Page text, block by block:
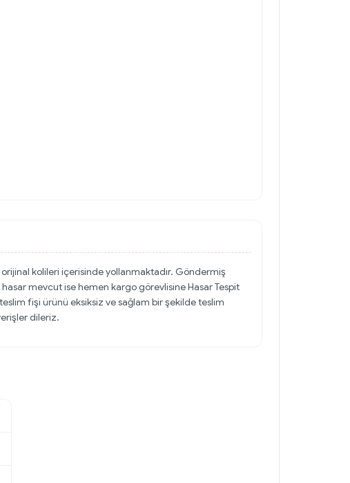
kolileri içerisinde yollanmaktadır. Göndermiş
mevcut ise hemen kargo görevlisine Hasar Tespit
fişi ürünü eksiksiz ve sağlam bir şekilde teslim
dileriz.